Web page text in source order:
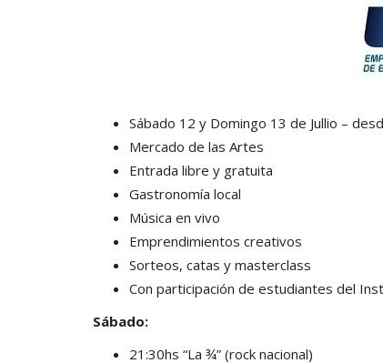
Sábado 12 y Domingo 13 de Jullio –
Mercado de las Artes
Entrada libre y gratuita
Gastronomía local
Música en vivo
Emprendimientos creativos
Sorteos, catas y masterclass
Con participación de estudiantes del
Sábado:
21:30hs “La ¾” (rock nacional)